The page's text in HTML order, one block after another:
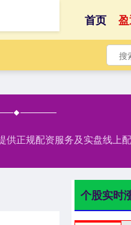
首页
正规配资服务及实盘线上
个股实时